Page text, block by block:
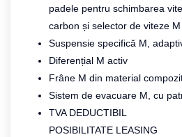
padele pentru schimbarea
carbon și selector de viteze M
Suspensie specifică M,
Diferențial M activ
Frâne M din material
Sistem de evacuare M, cu
TVA DEDUCTIBIL
POSIBILITATE LEASING